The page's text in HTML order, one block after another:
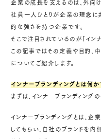
企業の成長を支えるのは、外向
社員一人ひとりが企業の理念に
的な強さを持つ企業です。
そこで注目されているのが「イン
この記事ではその定義や目的
についてご紹介します。
インナーブランディングとは何か
まずは、インナーブランディング
インナーブランディングとは、
してもらい、自社のブランドを内